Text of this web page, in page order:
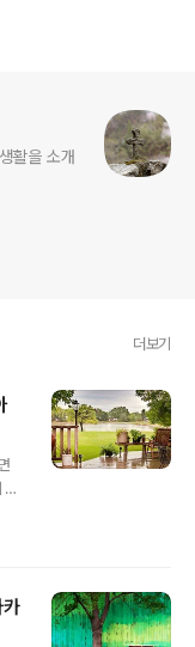
활을 소개
더보기
계